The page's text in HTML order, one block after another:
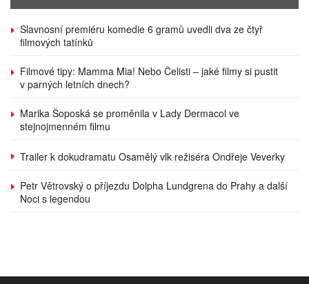
Slavnosní premiéru komedie 6 gramů uvedli dva ze čtyř
filmových tatínků
Filmové tipy: Mamma Mia! Nebo Čelisti – jaké filmy si pustit
v parných letních dnech?
Marika Šoposká se proměnila v Lady Dermacol ve
stejnojmenném filmu
Trailer k dokudramatu Osamělý vlk režiséra Ondřeje Veverky
Petr Větrovský o příjezdu Dolpha Lundgrena do Prahy a další
Noci s legendou